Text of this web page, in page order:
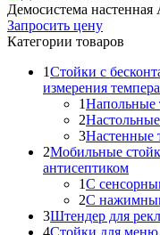
Демосистема
Запросить цену
Категории товаров
1Стойки с
измерения
1Напольные
2
3Настенные
2Мобильные
антисептиком
1С
2С
3Штендер для
4Стойки для